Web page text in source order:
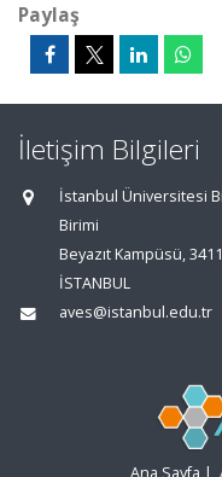
Paylaş
İletişim Bilgileri
İstanbul Üniversitesi
Birimi
Beyazıt Kampüsü,
İSTANBUL
aves@istanbul.edu.tr
Ana Sayfa |